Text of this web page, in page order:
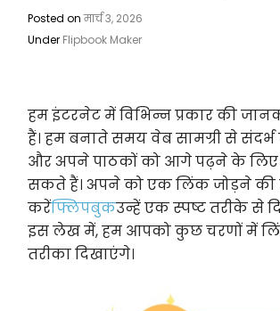
Posted onमार्च 3, 2026
Under Flipbook Maker
हम इंटरनेट में विभिन्न प्रकार की
हैं। हम बनाते समय वेब सामग्री से
और अपने पाठकों को आगे पढ़ने के लिए
सकते हैं। अपने को एक लिंक जोड़ने की
करेंफ्लिपबुकउन्हें एक स्पष्ट तरीके से
इस लेख में, हम आपको कुछ चरणों में
तरीका दिखाएंगे।